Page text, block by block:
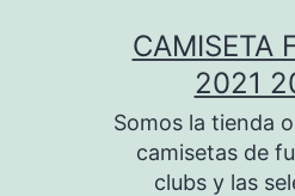
CAMISETA
2021
Somos la tienda
camisetas de
clubs y las